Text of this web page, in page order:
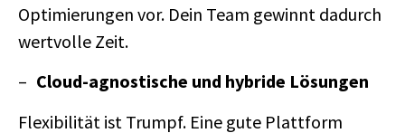
Optimierungen vor. Dein Team gewinnt dadurch
wertvolle Zeit.
Cloud-agnostische und hybride Lösungen
Flexibilität ist Trumpf. Eine gute Plattform